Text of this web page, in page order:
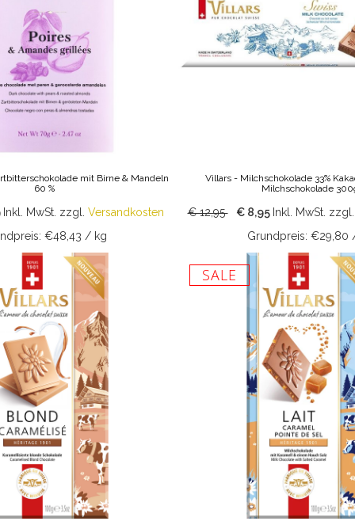
mit Birne & Mandeln
60 %
Inkl. MwSt. zzgl. Versandkosten
€48,43 / kg
Villars - Milchschokolade 33%
Milchschokolade
€ 12,95 € 8,95 Inkl. MwSt.
Grundpreis: €29,80
SALE